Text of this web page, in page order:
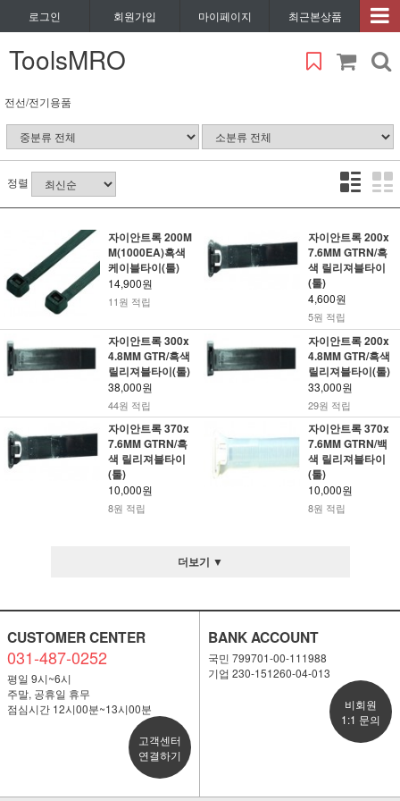
로그인 회원가입 마이페이지 최근본상품
ToolsMRO
전선/전기용품
정렬
자이안트록 200M
M(1000EA)흑색
케이블타이(툴)
14,900원
11원 적립
자이안트록 200x
7.6MM GTRN/흑
색 릴리져블타이
(툴)
4,600원
5원 적립
자이안트록 300x
4.8MM GTR/흑색
릴리져블타이(툴)
38,000원
44원 적립
자이안트록 200x
4.8MM GTR/흑색
릴리져블타이(툴)
33,000원
29원 적립
자이안트록 370x
7.6MM GTRN/흑
색 릴리져블타이
(툴)
10,000원
8원 적립
자이안트록 370x
7.6MM GTRN/백
색 릴리져블타이
(툴)
10,000원
8원 적립
더보기 ▼
CUSTOMER CENTER
031-487-0252
평일 9시~6시
주말, 공휴일 휴무
점심시간 12시00분~13시00분
고객센터
연결하기
BANK ACCOUNT
국민 799701-00-111988
기업 230-151260-04-013
비회원
1:1 문의